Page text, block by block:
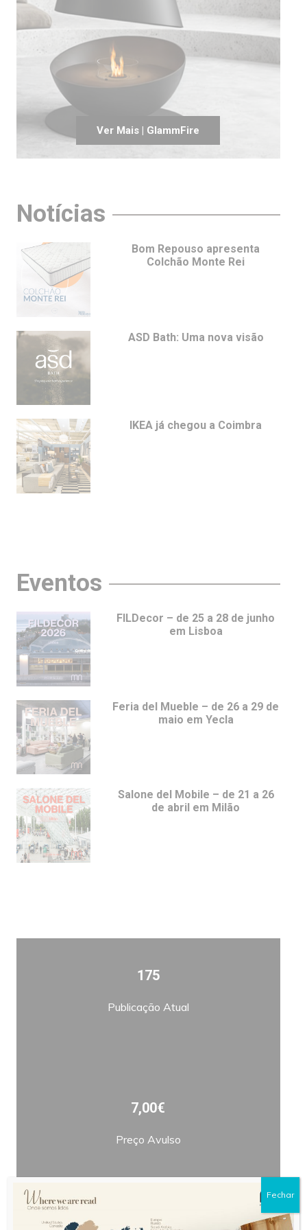
Ver Mais | GlammFire
Notícias
Bom Repouso apresenta
Colchão Monte Rei
ASD Bath: Uma nova visão
IKEA já chegou a Coimbra
Eventos
FILDecor – de 25 a 28 de junho
em Lisboa
Feria del Mueble – de 26 a 29 de
maio em Yecla
Salone del Mobile – de 21 a 26
de abril em Milão
175
Publicação Atual
7,00€
Preço Avulso
Fechar